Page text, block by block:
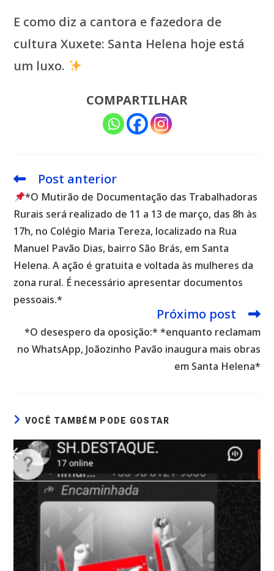
E como diz a cantora e fazedora de
cultura Xuxete: Santa Helena hoje está
um luxo.
COMPARTILHAR
Leia
artigos
Post anterior
*O Mutirão de Documentação das Trabalhadoras
Rurais será realizado de 11 a 13 de março, das 8h às
17h, no Colégio Maria Tereza, localizado na Rua
Manuel Pavão Dias, bairro São Brás, em Santa
Helena. A ação é gratuita e voltada às mulheres da
zona rural. É necessário apresentar documentos
pessoais.*
Próximo post
*O desespero da oposição:* *enquanto reclamam
no WhatsApp, Joãozinho Pavão inaugura mais obras
em Santa Helena*
VOCÊ TAMBÉM PODE GOSTAR